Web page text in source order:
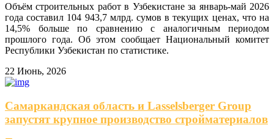
Объём строительных работ в Узбекистане за январь-май 2026
года составил 104 943,7 млрд. сумов в текущих ценах, что на
14,5% больше по сравнению с аналогичным периодом
прошлого года. Об этом сообщает Национальный комитет
Республики Узбекистан по статистике.
22 Июнь, 2026
Самаркандская область и Lasselsberger Group
запустят крупное производство стройматериалов